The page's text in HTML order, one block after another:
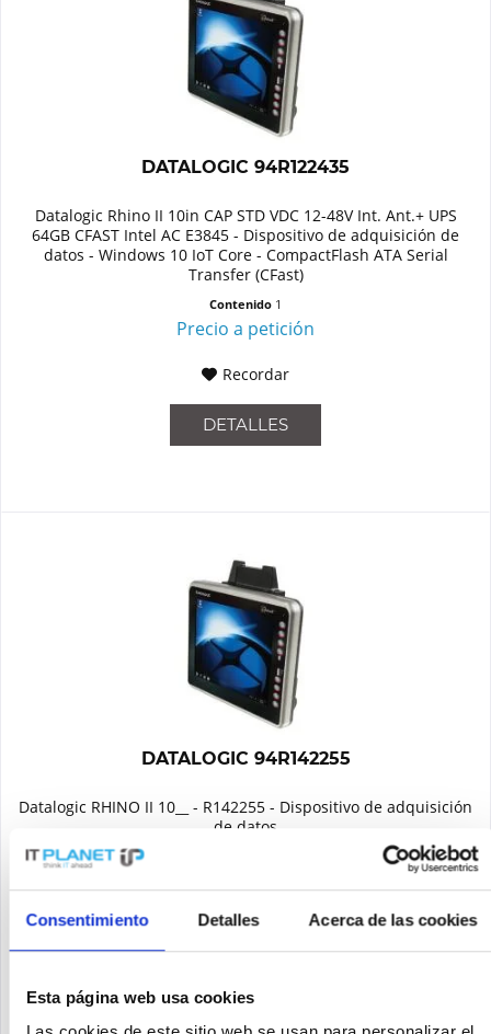
Consentimiento Detalles Acerca de las cookies
Esta página web usa cookies
DATALOGIC 94R122435
Datalogic Rhino II 10in CAP STD VDC 12-48V Int. Ant.+ UPS
64GB CFAST Intel AC E3845 - Dispositivo de adquisición de
datos - Windows 10 IoT Core - CompactFlash ATA Serial
Transfer (CFast)
Contenido 1
Precio a petición
Recordar
DETALLES
DATALOGIC 94R142255
Datalogic RHINO II 10__ - R142255 - Dispositivo de adquisición
de datos
Contenido1
Precio a petición